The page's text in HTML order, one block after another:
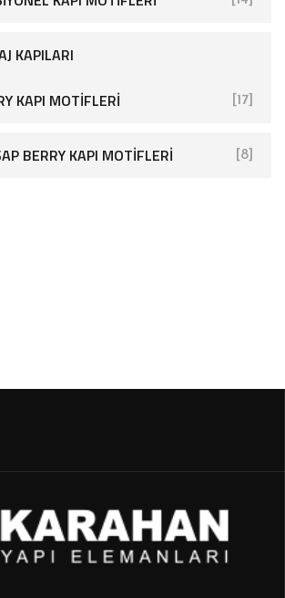
KAPILARI
[25]
KAPI MOTIFLERI [17]
BERRY KAPI MOTIFLERI [8]